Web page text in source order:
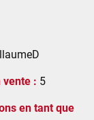
vente : 5
en tant que